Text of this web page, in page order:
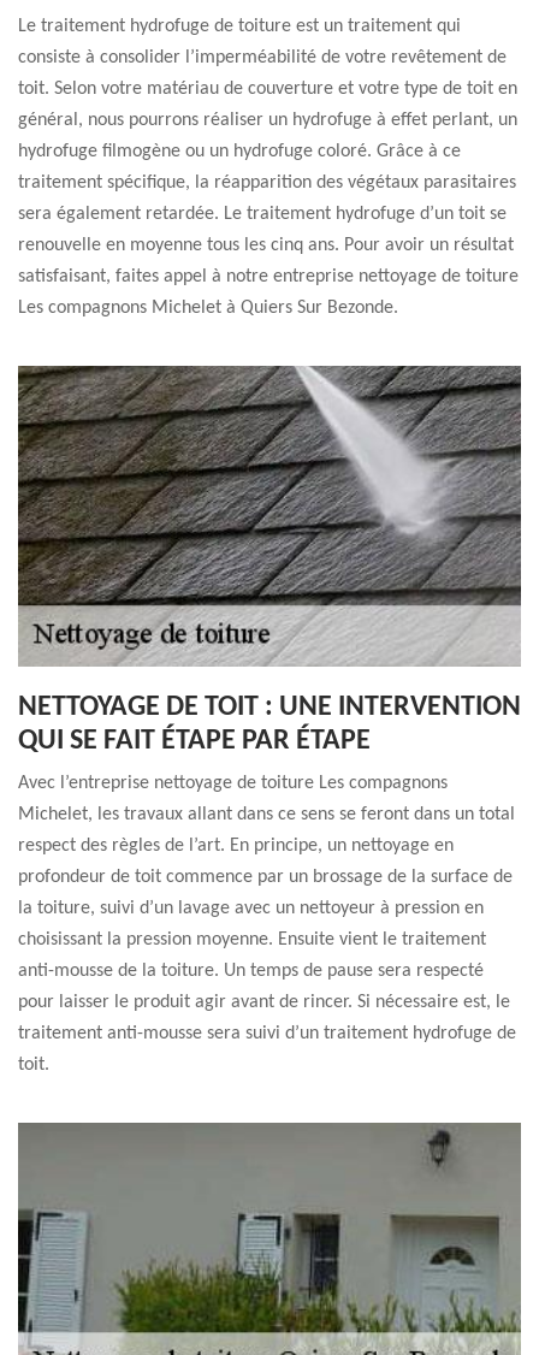
Le traitement hydrofuge de toiture est un traitement qui
consiste à consolider l’imperméabilité de votre revêtement de
toit. Selon votre matériau de couverture et votre type de toit en
général, nous pourrons réaliser un hydrofuge à effet perlant, un
hydrofuge filmogène ou un hydrofuge coloré. Grâce à ce
traitement spécifique, la réapparition des végétaux parasitaires
sera également retardée. Le traitement hydrofuge d’un toit se
renouvelle en moyenne tous les cinq ans. Pour avoir un résultat
satisfaisant, faites appel à notre entreprise nettoyage de toiture
Les compagnons Michelet à Quiers Sur Bezonde.
NETTOYAGE DE TOIT : UNE INTERVENTION
QUI SE FAIT ÉTAPE PAR ÉTAPE
Avec l’entreprise nettoyage de toiture Les compagnons
Michelet, les travaux allant dans ce sens se feront dans un total
respect des règles de l’art. En principe, un nettoyage en
profondeur de toit commence par un brossage de la surface de
la toiture, suivi d’un lavage avec un nettoyeur à pression en
choisissant la pression moyenne. Ensuite vient le traitement
anti-mousse de la toiture. Un temps de pause sera respecté
pour laisser le produit agir avant de rincer. Si nécessaire est, le
traitement anti-mousse sera suivi d’un traitement hydrofuge de
toit.